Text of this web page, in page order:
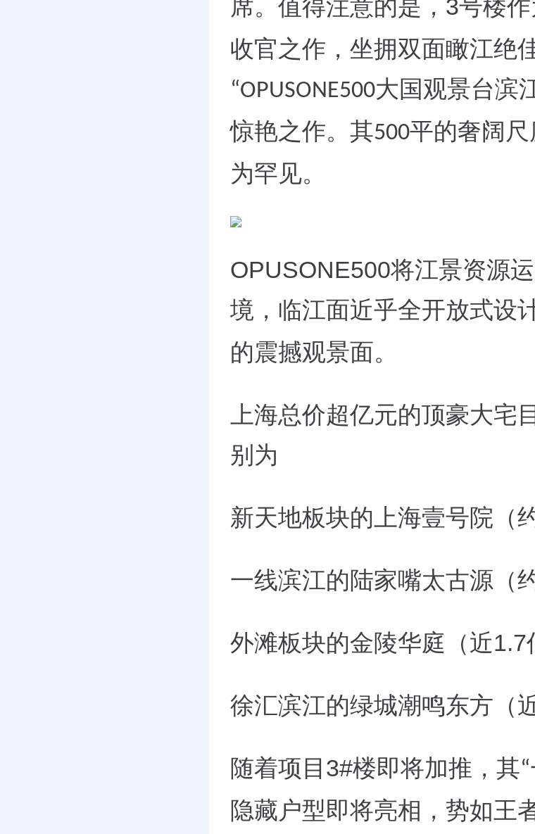
席。 值得注意的是， 3号楼作
收官之作，坐拥双面瞰江绝
“OPUSONE500大国观景台滨
惊艳之作。其500平的奢阔
为罕见。
OPUSONE500将江景资源
境，临江面近乎全开放式设
的震撼观景面。
上海总价超亿元的顶豪大宅
别为
新天地板块的上海壹号院（
一线滨江的陆家嘴太古源 （
外滩板块的金陵华庭（近1.7
徐汇滨江的绿城潮鸣东方（
随着项目 3#楼即将加推，其“
隐藏户型即将亮相，势如王